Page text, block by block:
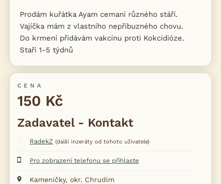
Prodám kuřátka Ayam cemani různého stáří.
Vajíčka mám z vlastního nepříbuzného chovu.
Do krmení přidávám vakcínu proti Kokcidióze.
Staří 1-5 týdnů
CENA
150 Kč
Zadavatel - Kontakt
RadekZ (další inzeráty od tohoto uživatele)
Pro zobrazení telefonu se přihlaste
Kameničky, okr. Chrudim